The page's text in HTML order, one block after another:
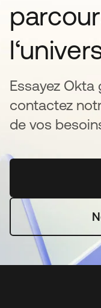
Essayez
contactez
de vos